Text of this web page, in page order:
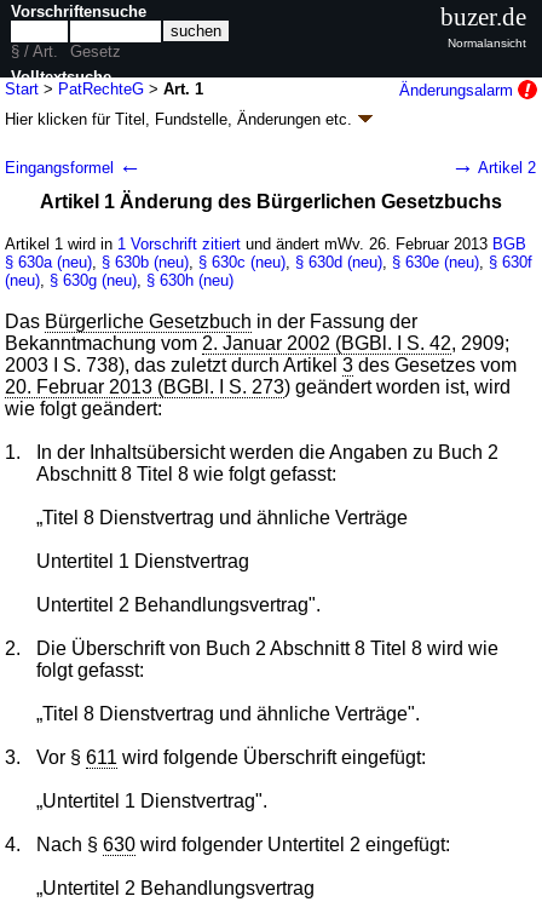
Start > PatRechteG >Art. 1
Änderungsalarm
Hier klicken fürTitel, Fundstelle, Änderungen etc.
von Patientinnen und Patienten
(PatRechteGk.a.Abk.)
G. v. 20.02.2013 BGBl. I S. 277(Nr. 9 ); Geltung ab 26.02.2013
7 Änderungen | Drucksachen / Entwurf / Begründung |
wird in 5 Vorschriften zitiert
Eingangsformel ← → Artikel 2
Artikel 1 Änderung des Bürgerlichen Gesetzbuchs
Artikel 1 wird in 1 Vorschrift zitiert und ändert mWv. 26. Februar 2013 BGB
§ 630a (neu) § 630b (neu) § 630c (neu) § 630d (neu) § 630e (neu) § 630f
(neu) § 630g (neu) § 630h (neu)
Das Bürgerliche Gesetzbuch in der Fassung der
Bekanntmachung vom 2. Januar 2002 (BGBl. I S. 42, 2909;
2003 I S. 738), das zuletzt durch Artikel3 des Gesetzes vom
20. Februar 2013 (BGBl. I S. 273) geändert worden ist, wird
wie folgt geändert:
1.
In der Inhaltsübersicht werden die Angaben zu Buch 2
Abschnitt 8 Titel 8 wie folgt gefasst:
„Titel 8 Dienstvertrag und ähnliche Verträge
Untertitel 1 Dienstvertrag
Untertitel 2 Behandlungsvertrag".
2.
Die Überschrift von Buch 2 Abschnitt 8 Titel 8 wird wie
folgt gefasst:
„Titel 8 Dienstvertrag und ähnliche Verträge".
3. Vor §611 wird folgende Überschrift eingefügt:
„Untertitel 1 Dienstvertrag".
4. Nach §630 wird folgender Untertitel 2 eingefügt:
„Untertitel 2 Behandlungsvertrag
Vorschriftensuche
§ / Art.
Gesetz
Volltextsuche
nur in PatRechteG
buzer.de
Normalansicht